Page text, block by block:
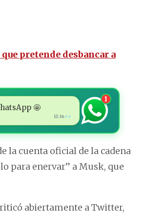
pretende desbancar a
🤩
12:16 ✓✓
1
la cuenta oficial de la cadena
para enervar” a Musk, que
abiertamente a Twitter,